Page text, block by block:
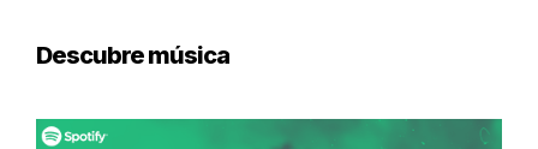
Descubre música